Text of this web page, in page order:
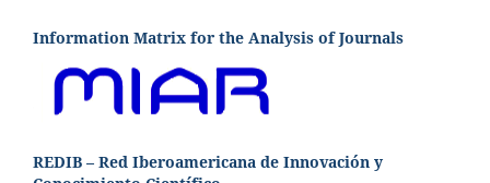
Information Matrix for the Analysis of Journals
REDIB – Red Iberoamericana de Innovación y